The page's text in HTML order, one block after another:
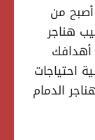
من
هناجر
احتياجات
الدمام